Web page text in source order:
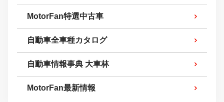
MotorFan特選中古車
自動車全車種カタログ
自動車情報事典 大車林
MotorFan最新情報